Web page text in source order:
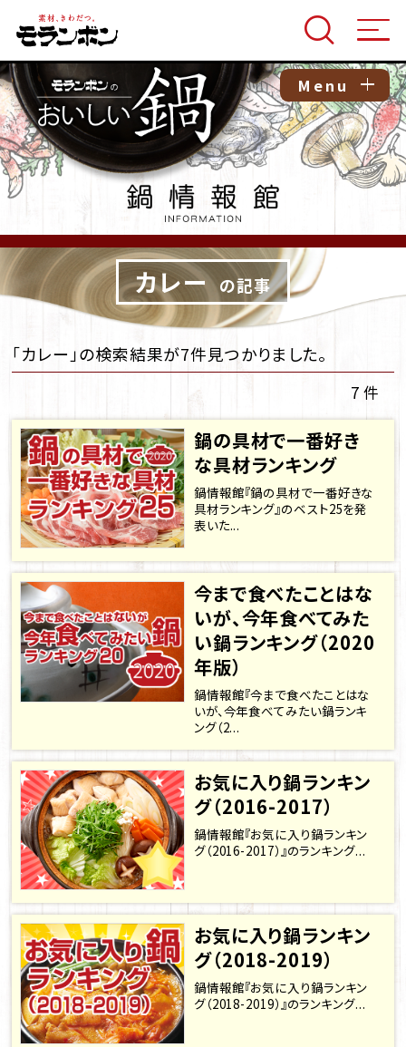
Menu
カレー の記事
「カレー」の検索結果が7件見つかりました。
7 件
鍋の具材で一番好き
な具材ランキング
鍋情報館『鍋の具材で一番好きな
具材ランキング』のベスト25を発
表いた...
今まで食べたことはな
いが、今年食べてみた
い鍋ランキング（2020
年版）
鍋情報館『今まで食べたことはな
いが、今年食べてみたい鍋ランキ
ング（2...
お気に入り鍋ランキン
グ（2016-2017）
鍋情報館『お気に入り鍋ランキン
グ（2016-2017）』のランキング...
お気に入り鍋ランキン
グ（2018-2019）
鍋情報館『お気に入り鍋ランキン
グ（2018-2019）』のランキング...